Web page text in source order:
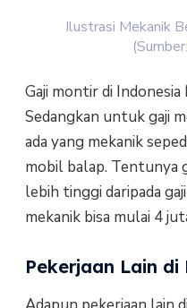
Ilustrasi Mekanik
(Sumber:
Gaji montir di Indonesia
Sedangkan untuk gaji
ada yang mekanik
mobil balap. Tentunya
lebih tinggi daripada
mekanik bisa mulai 4
Pekerjaan Lain di